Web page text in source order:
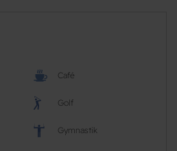
Café
Golf
Gymnastik